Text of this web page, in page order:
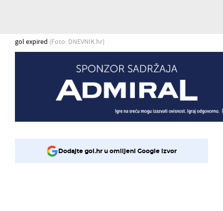
gol expired (Foto: DNEVNIK.hr)
Dodajte gol.hr u omiljeni Google izvor